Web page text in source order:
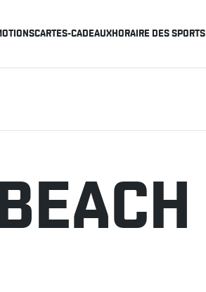
CARTES-CADEAUXHORAIRE DES SPORTS